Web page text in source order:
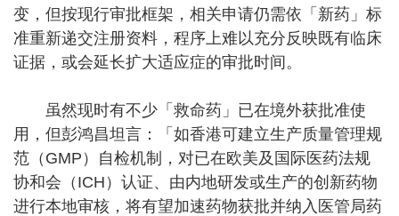
变，但按现行审批框架，相关申请仍需依「新药」标
准重新递交注册资料，程序上难以充分反映既有临床
证据，或会延长扩大适应症的审批时间。
虽然现时有不少「救命药」已在境外获批准使
用，但彭鸿昌坦言：「如香港可建立生产质量管理规
范（GMP）自检机制，对已在欧美及国际医药法规
协和会（ICH）认证、由内地研发或生产的创新药物
进行本地审核，将有望加速药物获批并纳入医管局药